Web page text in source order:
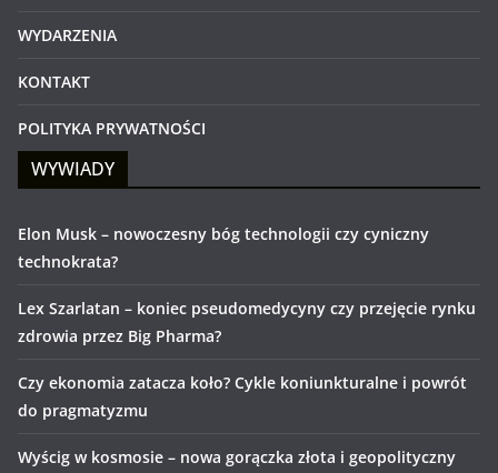
WYDARZENIA
KONTAKT
POLITYKA PRYWATNOŚCI
WYWIADY
Elon Musk – nowoczesny bóg technologii czy cyniczny
technokrata?
Lex Szarlatan – koniec pseudomedycyny czy przejęcie rynku
zdrowia przez Big Pharma?
Czy ekonomia zatacza koło? Cykle koniunkturalne i powrót
do pragmatyzmu
Wyścig w kosmosie – nowa gorączka złota i geopolityczny